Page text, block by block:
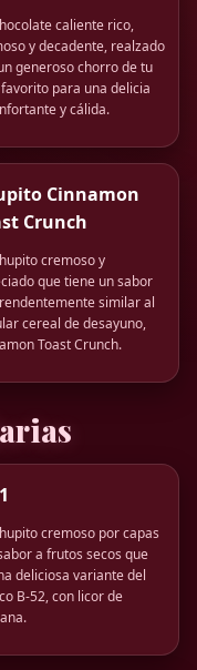
caliente rico,
y decadente, realzado
generoso chorro de tu
para una delicia
y cálida.
Cinnamon
Crunch
cremoso y
que tiene un sabor
similar al
cereal de desayuno,
Toast Crunch.
cremoso por capas
a frutos secos que
deliciosa variante del
B-52, con licor de